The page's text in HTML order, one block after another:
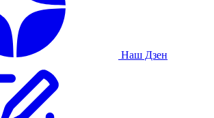
Наш Дзен